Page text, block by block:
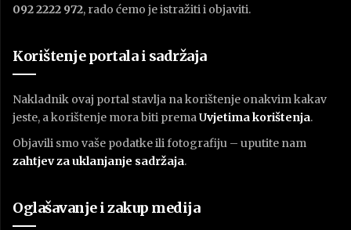
092 2222 972, rado ćemo je istražiti i objaviti.
Korištenje portala i sadržaja
Nakladnik ovaj portal stavlja na korištenje onakvim kakav
jeste, a korištenje mora biti premaUvjetima korištenja.
Objavili smo vaše podatke ili fotografiju – uputite nam
zahtjev za uklanjanje sadržaja.
Oglašavanje i zakup medija